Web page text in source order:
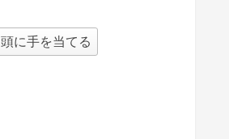
頭に手を当てる